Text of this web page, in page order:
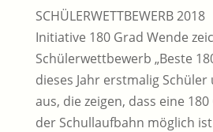
SCHÜLERWETTBEWERB
Initiative 180 Grad Wende
Schülerwettbewerb „Beste
dieses Jahr erstmalig
aus, die zeigen, dass eine
der Schullaufbahn möglich